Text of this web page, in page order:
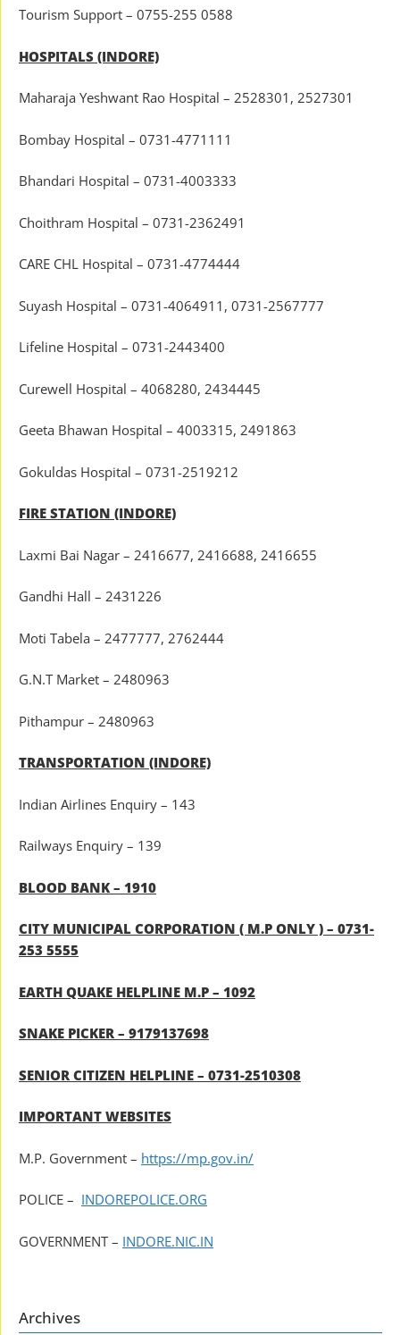
Tourism Support – 0755-255 0588
HOSPITALS (INDORE)
Maharaja Yeshwant Rao Hospital – 2528301, 2527301
Bombay Hospital – 0731-4771111
Bhandari Hospital – 0731-4003333
Choithram Hospital – 0731-2362491
CARE CHL Hospital – 0731-4774444
Suyash Hospital – 0731-4064911, 0731-2567777
Lifeline Hospital – 0731-2443400
Curewell Hospital – 4068280, 2434445
Geeta Bhawan Hospital – 4003315, 2491863
Gokuldas Hospital – 0731-2519212
FIRE STATION (INDORE)
Laxmi Bai Nagar – 2416677, 2416688, 2416655
Gandhi Hall – 2431226
Moti Tabela – 2477777, 2762444
G.N.T Market – 2480963
Pithampur – 2480963
TRANSPORTATION (INDORE)
Indian Airlines Enquiry – 143
Railways Enquiry – 139
BLOOD BANK – 1910
CITY MUNICIPAL CORPORATION ( M.P ONLY ) – 0731-
253 5555
EARTH QUAKE HELPLINE M.P – 1092
SNAKE PICKER – 9179137698
SENIOR CITIZEN HELPLINE – 0731-2510308
IMPORTANT WEBSITES
M.P. Government – https://mp.gov.in/
POLICE – INDOREPOLICE.ORG
GOVERNMENT – INDORE.NIC.IN
Archives